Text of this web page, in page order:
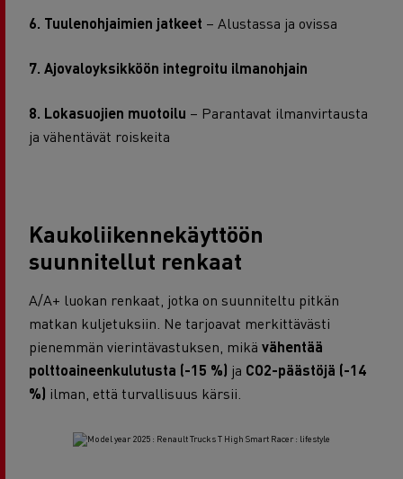
6. Tuulenohjaimien jatkeet – Alustassa ja ovissa
7. Ajovaloyksikköön integroitu ilmanohjain
8. Lokasuojien muotoilu – Parantavat ilmanvirtausta
ja vähentävät roiskeita
Kaukoliikennekäyttöön
suunnitellut renkaat
A/A+ luokan renkaat, jotka on suunniteltu pitkän
matkan kuljetuksiin. Ne tarjoavat merkittävästi
pienemmän vierintävastuksen, mikä vähentää
polttoaineenkulutusta (-15 %) ja CO2-päästöjä (-14
%) ilman, että turvallisuus kärsii.